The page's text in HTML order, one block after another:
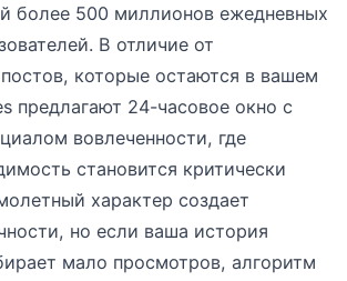
более 500 миллионов ежедневных
В отличие от
которые остаются в вашем
предлагают 24-часовое окно с
вовлеченности, где
становится критически
характер создает
но если ваша история
мало просмотров, алгоритм